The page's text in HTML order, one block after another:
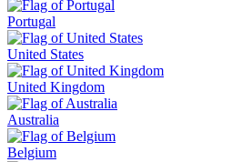
Portugal
United States
United Kingdom
Australia
Belgium